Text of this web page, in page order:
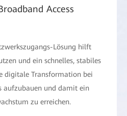
Access
Lösung hilft
und ein schnelles, stabiles
digitale Transformation bei
aufzubauen und damit ein
zu erreichen.